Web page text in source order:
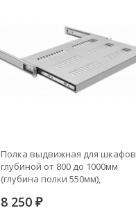
Полка выдвижная для шкафов
глубиной от 800 до 1000мм
(глубина полки 550мм),
20кг, цвет-серый
8 250₽